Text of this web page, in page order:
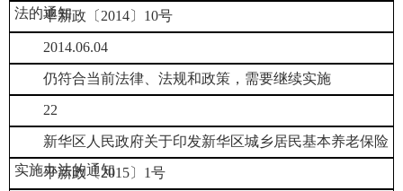
法的通知平新政〔2014〕10号
2014.06.04
仍符合当前法律、法规和政策，需要继续实施
22
新华区人民政府关于印发新华区城乡居民基本养老保险
实施办法的通知
平新政〔2015〕1号